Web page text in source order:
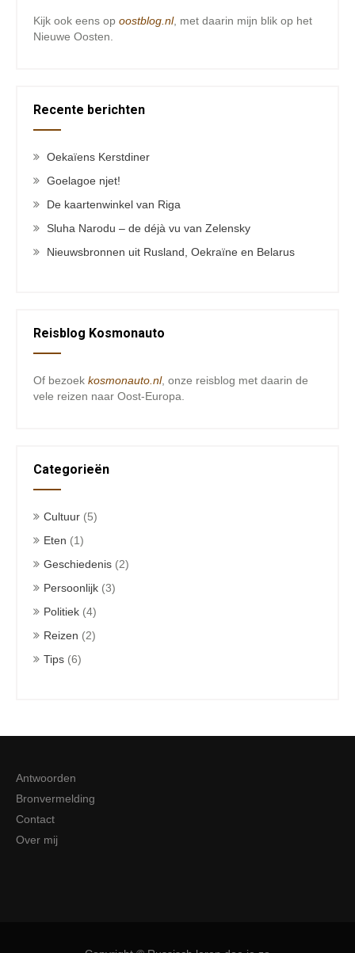
Kijk ook eens op oostblog.nl, met daarin mijn blik op het
Nieuwe Oosten.
Recente berichten
Oekaïens Kerstdiner
Goelagoe njet!
De kaartenwinkel van Riga
Sluha Narodu – de déjà vu van Zelensky
Nieuwsbronnen uit Rusland, Oekraïne en Belarus
Reisblog Kosmonauto
Of bezoek kosmonauto.nl, onze reisblog met daarin de
vele reizen naar Oost-Europa.
Categorieën
Cultuur (5)
Eten (1)
Geschiedenis (2)
Persoonlijk (3)
Politiek (4)
Reizen (2)
Tips (6)
Antwoorden
Bronvermelding
Contact
Over mij